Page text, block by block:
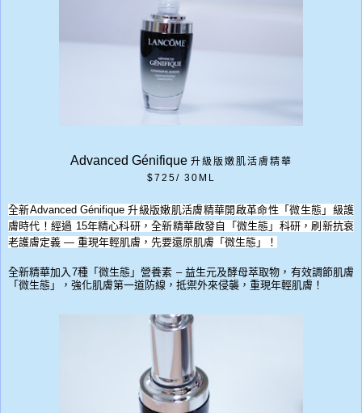
Advanced Génifique 升級版嫩肌活膚精華
$725/ 30ML
全新Advanced Génifique 升級版嫩肌活膚精華開啟革命性「微生態」級護
膚時代！經過 15年精心科研，全新精華啟發自「微生態」科研，刷新抗衰
老護膚定義 — 重現年輕肌膚，先要還原肌膚「微生態」！
全新精華加入7種「微生態」營養素 – 益生元及酵母萃取物，有效調節肌膚
「微生態」，強化肌膚第一道防線，抵禦外來侵襲，重現年輕肌膚！